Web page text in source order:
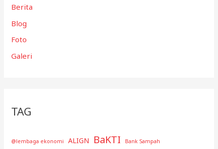
Berita
Blog
Foto
Galeri
TAG
@lembaga ekonomi ALIGN BaKTI Bank Sampah